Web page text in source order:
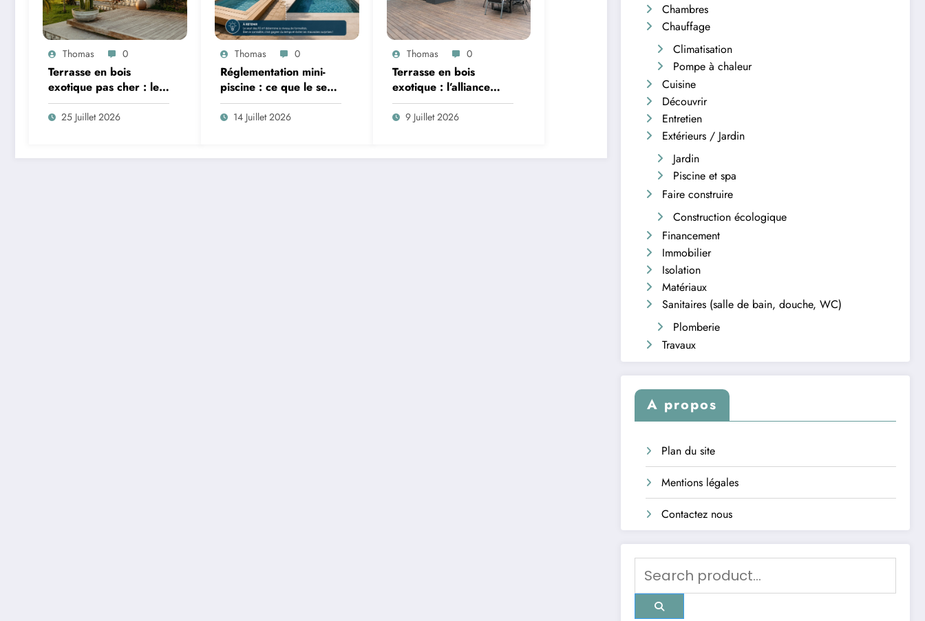
Thomas 0
Terrasse en bois
exotique pas cher : les
essences les plus
abordables
25 Juillet 2026
Thomas 0
Réglementation mini-
piscine : ce que le seuil
des 10 m² change
vraiment
14 Juillet 2026
Thomas 0
Terrasse en bois
exotique : l’alliance
parfaite entre élégance
et robustesse
9 Juillet 2026
Chambres
Chauffage
Climatisation
Pompe à chaleur
Cuisine
Découvrir
Entretien
Extérieurs / Jardin
Jardin
Piscine et spa
Faire construire
Construction écologique
Financement
Immobilier
Isolation
Matériaux
Sanitaires (salle de bain, douche, WC)
Plomberie
Travaux
A propos
Plan du site
Mentions légales
Contactez nous